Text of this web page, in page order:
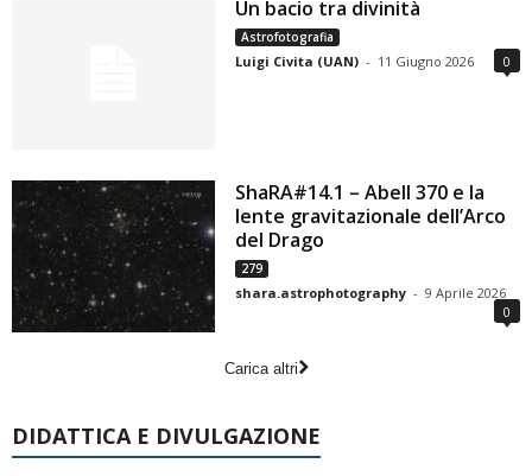
Un bacio tra divinità
Astrofotografia
Luigi Civita (UAN) - 11 Giugno 2026 0
ShaRA#14.1 – Abell 370 e la
lente gravitazionale dell’Arco
del Drago
279
shara.astrophotography - 9 Aprile 2026
0
Carica altri
DIDATTICA E DIVULGAZIONE